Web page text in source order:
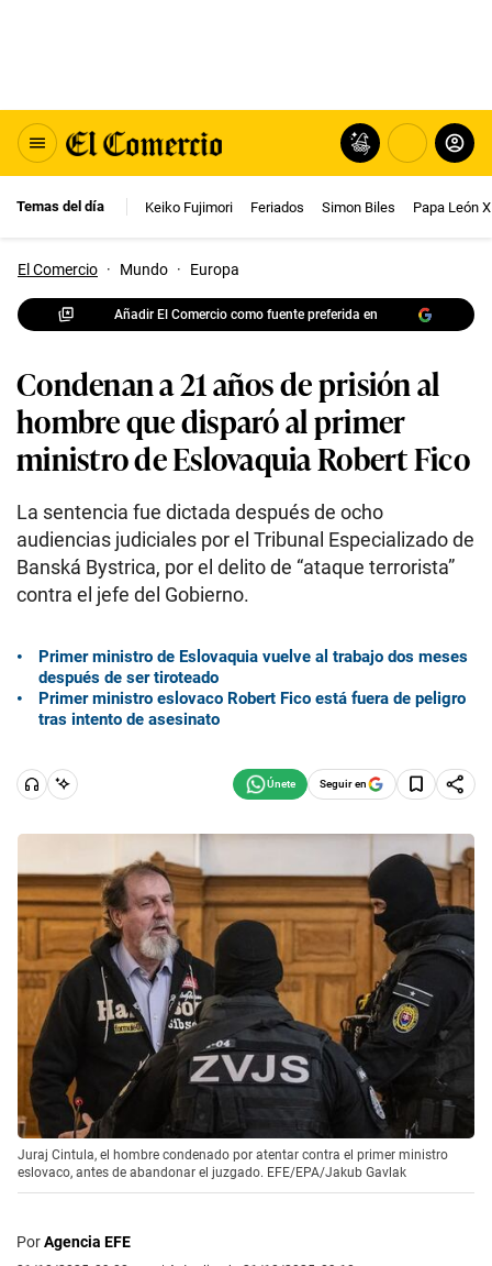
Temas del día Keiko Fujimori Feriados Simon Biles Papa León
El Comercio · Mundo · Europa
Añadir El Comercio como fuente preferida en
Condenan a 21 años de prisión al
hombre que disparó al primer
ministro de Eslovaquia Robert Fico
La sentencia fue dictada después de ocho
audiencias judiciales por el Tribunal Especializado de
Banská Bystrica, por el delito de “ataque terrorista”
contra el jefe del Gobierno.
Primer ministro de Eslovaquia vuelve al trabajo dos meses
después de ser tiroteado
Primer ministro eslovaco Robert Fico está fuera de peligro
tras intento de asesinato
Seguir en
Juraj Cintula, el hombre condenado por atentar contra el primer ministro
eslovaco, antes de abandonar el juzgado. EFE/EPA/Jakub Gavlak
PorAgencia EFE